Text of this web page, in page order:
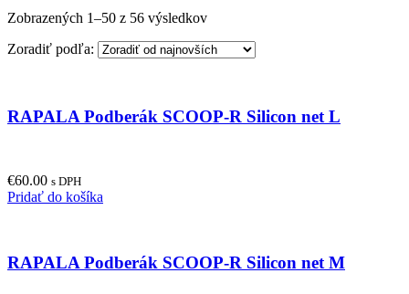
Zobrazených 1–50 z 56 výsledkov
Zoradiť podľa:
RAPALA Podberák SCOOP-R Silicon net L
€60.00 s DPH
Pridať do košíka
RAPALA Podberák SCOOP-R Silicon net M